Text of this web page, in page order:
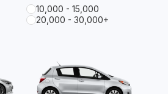
10,000 - 15,000
20,000 - 30,000+